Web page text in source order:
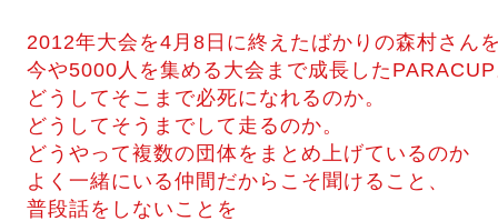
2012年大会を4月8日に終えたばかりの森村さん
今や5000人を集める大会まで成長した
どうしてそこまで必死になれるのか。
どうしてそうまでして走るのか。
どうやって複数の団体をまとめ上げているのか
よく一緒にいる仲間だからこそ聞けること、
普段話をしないことを